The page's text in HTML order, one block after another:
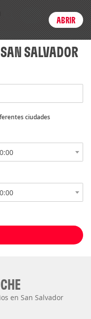
Precios enPeso
ARSCambiar moneda
Login
SALVADOR
ciudades
en San Salvador
ABRIR